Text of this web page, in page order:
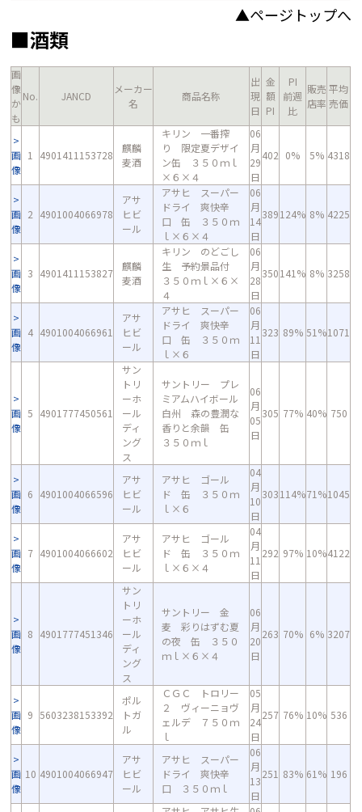
▲ページトップへ
■酒類
画
像
か
も
No. JANCD
メーカー
名
商品名称
出
現
日
金
額
PI
PI
前週
比
販売
店率
平均
売価
画
像
1 4901411153728
麒麟
麦酒
キリン 一番搾
り 限定夏デザイ
ン缶 ３５０ｍｌ
×６×４
06
月
29
日
402 0% 5% 4318
画
像
2 4901004066978
アサ
ヒビ
ール
アサヒ スーパー
ドライ 爽快辛
口 缶 ３５０ｍ
ｌ×６×４
06
月
14
日
389124% 8% 4225
画
像
3 4901411153827
麒麟
麦酒
キリン のどごし
生 予約景品付
３５０ｍｌ×６×
４
06
月
28
日
350141% 8% 3258
画
像
4 4901004066961
アサ
ヒビ
ール
アサヒ スーパー
ドライ 爽快辛
口 缶 ３５０ｍ
ｌ×６
06
月
11
日
323 89% 51%1071
画
像
5 4901777450561
サン
トリ
ーホ
ール
ディ
ング
ス
サントリー プレ
ミアムハイボール
白州 森の豊潤な
香りと余韻 缶
３５０ｍｌ
06
月
05
日
305 77% 40% 750
画
像
6 4901004066596
アサ
ヒビ
ール
アサヒ ゴール
ド 缶 ３５０ｍ
ｌ×６
04
月
10
日
303114%71%1045
画
像
7 4901004066602
アサ
ヒビ
ール
アサヒ ゴール
ド 缶 ３５０ｍ
ｌ×６×４
04
月
11
日
292 97% 10%4122
画
像
8 4901777451346
サン
トリ
ーホ
ール
ディ
ング
ス
サントリー 金
麦 彩りはずむ夏
の夜 缶 ３５０
ｍｌ×６×４
06
月
20
日
263 70% 6% 3207
画
像
9 5603238153392
ポル
トガ
ル
ＣＧＣ トロリー
２ ヴィーニョヴ
ェルデ ７５０ｍ
ｌ
05
月
24
日
257 76% 10% 536
画
像
10 4901004066947
アサ
ヒビ
ール
アサヒ スーパー
ドライ 爽快辛
口 ３５０ｍｌ
06
月
13
日
251 83% 61% 196